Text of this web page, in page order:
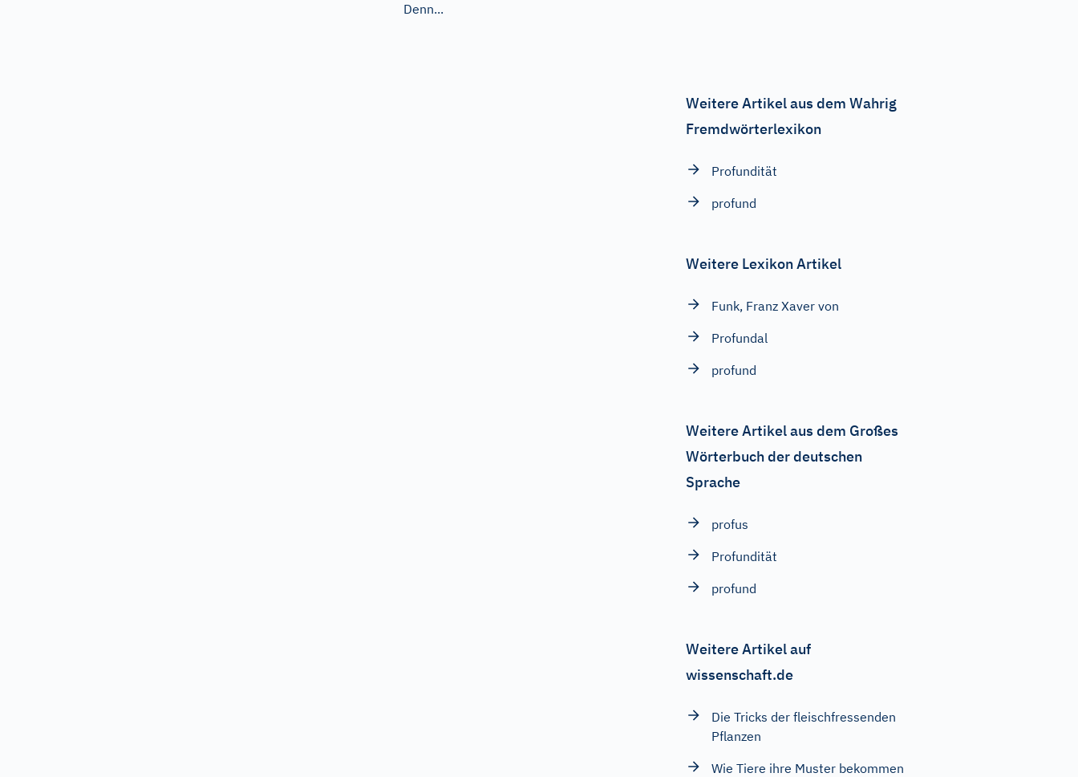
Denn...
Weitere Artikel aus dem Wahrig
Fremdwörterlexikon
Profundität
profund
Weitere Lexikon Artikel
Funk, Franz Xaver von
Profundal
profund
Weitere Artikel aus dem Großes
Wörterbuch der deutschen
Sprache
profus
Profundität
profund
Weitere Artikel auf
wissenschaft.de
Die Tricks der fleischfressenden
Pflanzen
Wie Tiere ihre Muster bekommen